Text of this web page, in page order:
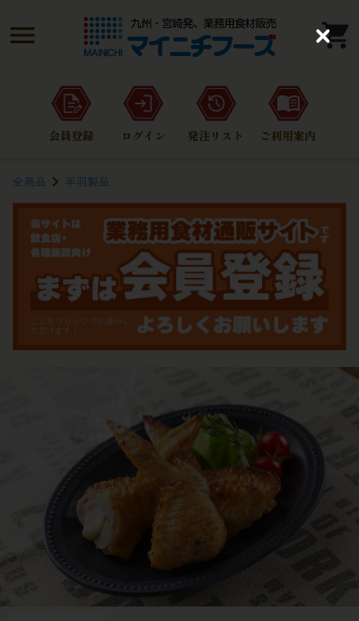
会員登録 ログイン 発注リスト ご利用案内
全商品 手羽製品
C